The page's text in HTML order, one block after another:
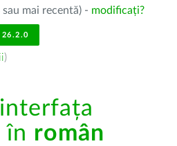
mai recentă) - modificați?
26.2.0
)
în român